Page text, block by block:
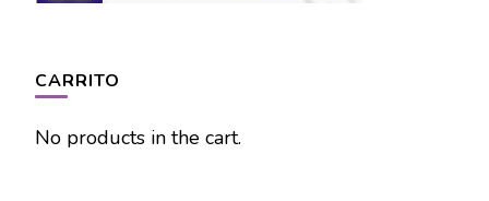
CARRITO
No products in the cart.